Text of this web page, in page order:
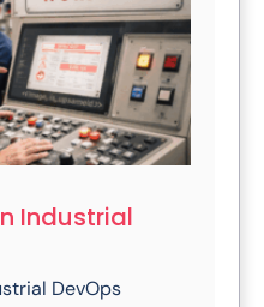
Industrial
DevOps